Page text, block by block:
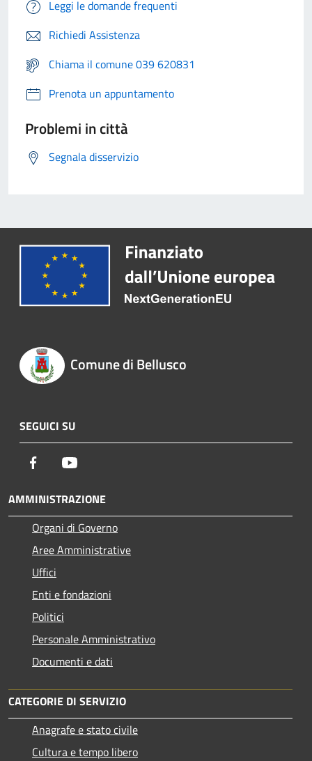
Leggi le domande frequenti
Richiedi Assistenza
Chiama il comune 039 620831
Prenota un appuntamento
Problemi in città
Segnala disservizio
Comune di Bellusco
SEGUICI SU
Facebook
AMMINISTRAZIONE
Organi di Governo
Aree Amministrative
Uffici
Enti e fondazioni
Politici
Personale Amministrativo
Documenti e dati
CATEGORIE DI SERVIZIO
Anagrafe e stato civile
Cultura e tempo libero